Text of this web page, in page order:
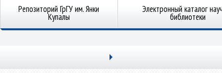
Репозиторий ГрГУ им. Янки
Купалы
Электронный каталог
библиотеки